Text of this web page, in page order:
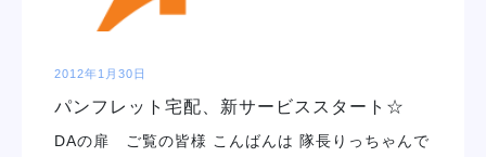
2012年1月30日
パンフレット宅配、新サービススタート☆
DAの扉 ご覧の皆様 こんばんは 隊長りっちゃんで
就職・デビュー